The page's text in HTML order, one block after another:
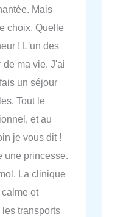
Mais
choix. Quelle
! L'un des
de ma vie. J'ai
un séjour
Tout le
et au
je vous dit !
une princesse.
La clinique
et
transports